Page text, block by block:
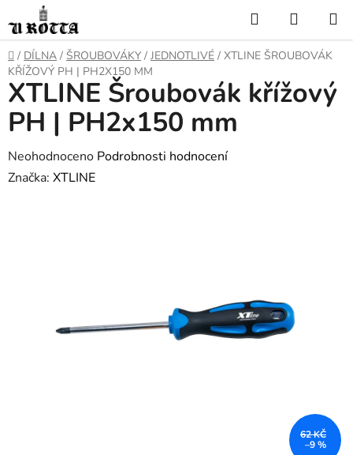
na
obsah
Hledat
KOŠÍK
DOMŮ
/ DÍLNA / ŠROUBOVÁKY / JEDNOTLIVÉ / XTLINE ŠROUBOVÁK
KŘÍŽOVÝ PH | PH2X150 MM
XTLINE Šroubovák křížový
PH | PH2x150 mm
Průměrné
hodnocení
Neohodnoceno Podrobnosti hodnocení
Značka: XTLINE
62 KČ
–9 %